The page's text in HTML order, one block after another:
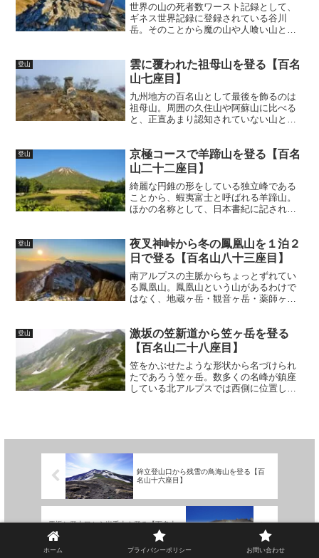
世界の山の死者数ワースト記録として、
ギネス世界記録に登録されている谷川
岳。そのことから魔の山や人喰い山とも
ライミングルートで、一般道である天神
尾根などでは、死者が出るよ...
登山
雲に覆われた祖母山を登る【百名
山七座目】
九州地方の百名山として最後を飾るのは
祖母山。周囲の久住山や阿蘇山に比べる
と、正直あまり認知されていない山とい
とで、神武天皇の祖母にあたります。由
緒でいえばかなり格式があ...
登山
京極コースで羊蹄山を登る【百名
山二十二座目】
綺麗な円錐の形をしている独立峰である
ことから、蝦夷富士と呼ばれる羊蹄山。
ほかの名称として、日本書紀に記されて
があります。今回は4つあるコースのうち
の１つ、京極コースから...
登山
夜叉神峠から冬の鳳凰山を１泊２
日で登る【百名山八十三座目】
南アルプスの主脈からちょっとずれてい
る鳳凰山。鳳凰山という山があるわけで
はなく、地蔵ヶ岳・観音ヶ岳・薬師ヶ岳
山道の難易度から冬季でも登ることがで
きます。なので今回...
登山
激坂の笠新道から笠ヶ岳を登る
【百名山二十八座目】
笠をかぶせたような形状から名づけられ
たであろう笠ヶ岳。数多くの名峰が鎮座
している北アルプスでは西側に位置して
鉾立登山口から残雪の鳥海山を登る【百
名山十六座目】
馬返し登山口から岩手山を登る【百名山
十八座目】
ホーム プライバシーポリシー お問い合わせ